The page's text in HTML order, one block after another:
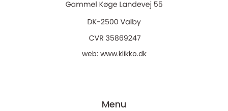
web: www.klikko.dk
Menu